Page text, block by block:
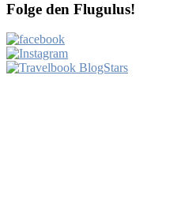
Folge den Flugulus!